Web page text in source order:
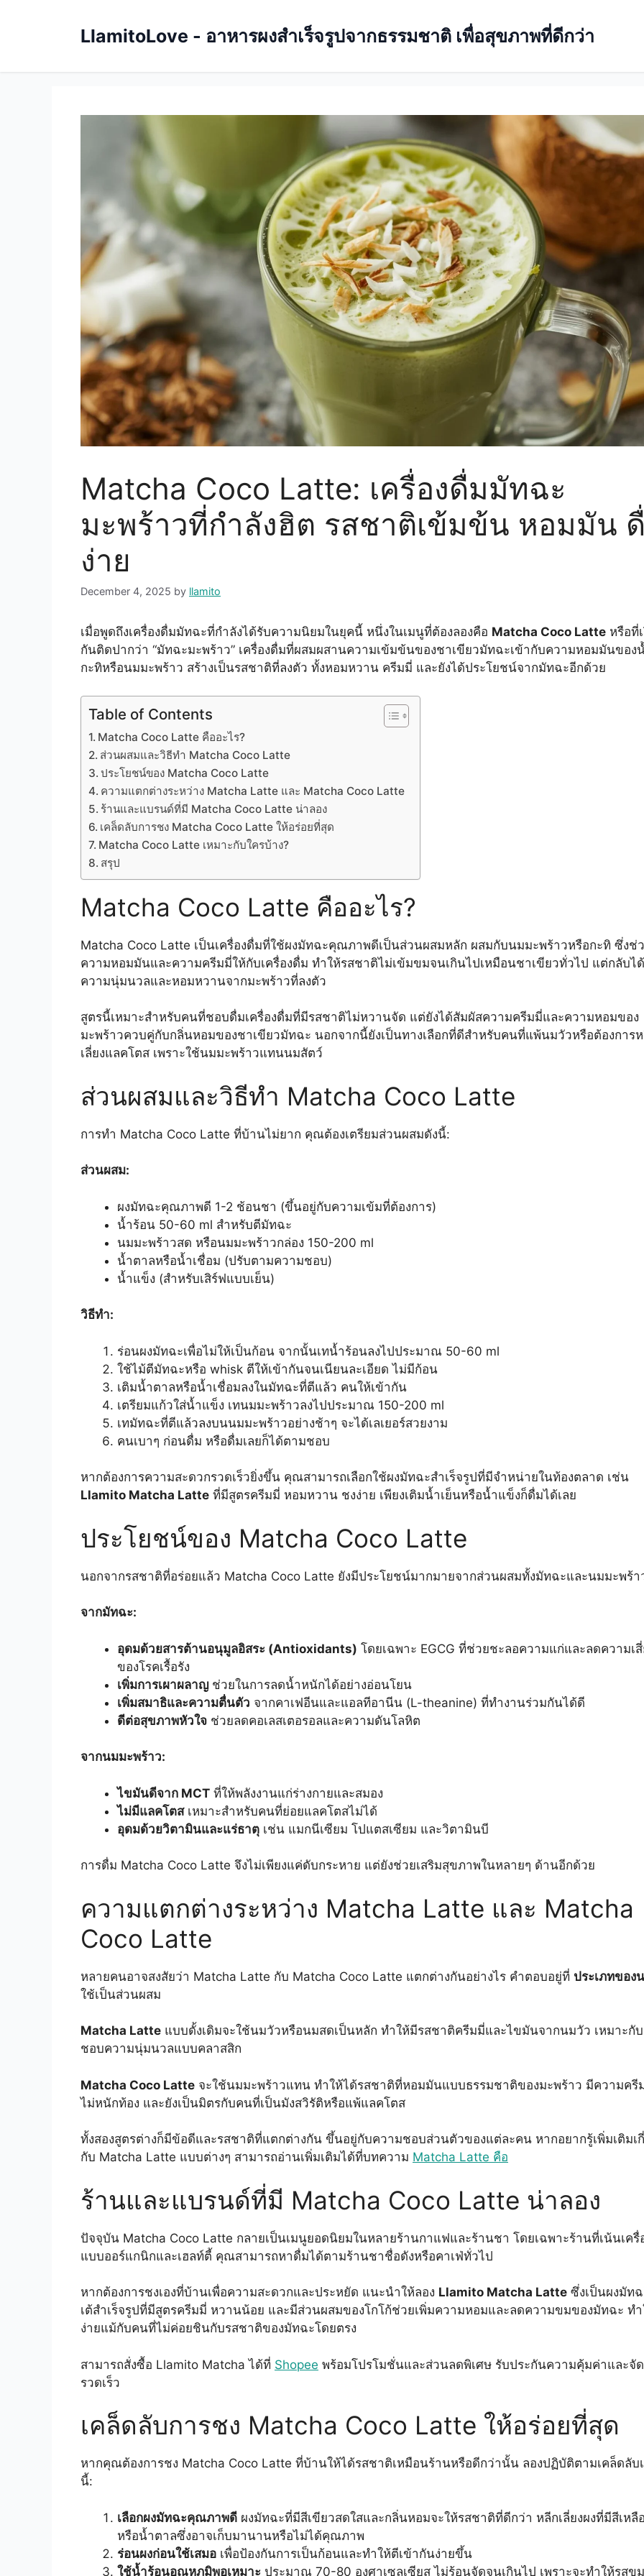
LlamitoLove - อาหารผงสำเร็จรูปจากธรรมชาติ เพื่อสุขภาพที่ดีกว่า
Matcha Coco Latte: เครื่องดื่มมัทฉะ
มะพร้าวที่กำลังฮิต รสชาติเข้มข้น หอมมัน
ง่าย
December 4, 2025 by llamito
เมื่อพูดถึงเครื่องดื่มมัทฉะที่กำลังได้รับความนิยมในยุคนี้ หนึ่งในเมนูที่ต้องลองคือ Matcha Coco Latte หรือที่
กันติดปากว่า “มัทฉะมะพร้าว” เครื่องดื่มที่ผสมผสานความเข้มข้นของชาเขียวมัทฉะเข้ากับความหอมมันของ
กะทิหรือนมมะพร้าว สร้างเป็นรสชาติที่ลงตัว ทั้งหอมหวาน ครีมมี่ และยังได้ประโยชน์จากมัทฉะอีกด้วย
Table of Contents
Matcha Coco Latte คืออะไร?
ส่วนผสมและวิธีทำ Matcha Coco Latte
ประโยชน์ของ Matcha Coco Latte
ความแตกต่างระหว่าง Matcha Latte และ Matcha Coco Latte
ร้านและแบรนด์ที่มี Matcha Coco Latte น่าลอง
เคล็ดลับการชง Matcha Coco Latte ให้อร่อยที่สุด
Matcha Coco Latte เหมาะกับใครบ้าง?
สรุป
Matcha Coco Latte คืออะไร?
Matcha Coco Latte เป็นเครื่องดื่มที่ใช้ผงมัทฉะคุณภาพดีเป็นส่วนผสมหลัก ผสมกับนมมะพร้าวหรือกะทิ ซึ่งช่
ความหอมมันและความครีมมี่ให้กับเครื่องดื่ม ทำให้รสชาติไม่เข้มขมจนเกินไปเหมือนชาเขียวทั่วไป แต่กลับได้
ความนุ่มนวลและหอมหวานจากมะพร้าวที่ลงตัว
สูตรนี้เหมาะสำหรับคนที่ชอบดื่มเครื่องดื่มที่มีรสชาติไม่หวานจัด แต่ยังได้สัมผัสความครีมมี่และความหอมของ
มะพร้าวควบคู่กับกลิ่นหอมของชาเขียวมัทฉะ นอกจากนี้ยังเป็นทางเลือกที่ดีสำหรับคนที่แพ้นมวัวหรือต้องการ
เลี่ยงแลคโตส เพราะใช้นมมะพร้าวแทนนมสัตว์
ส่วนผสมและวิธีทำ Matcha Coco Latte
การทำ Matcha Coco Latte ที่บ้านไม่ยาก คุณต้องเตรียมส่วนผสมดังนี้:
ส่วนผสม:
ผงมัทฉะคุณภาพดี 1-2 ช้อนชา (ขึ้นอยู่กับความเข้มที่ต้องการ)
น้ำร้อน 50-60 ml สำหรับตีมัทฉะ
นมมะพร้าวสด หรือนมมะพร้าวกล่อง 150-200 ml
น้ำตาลหรือน้ำเชื่อม (ปรับตามความชอบ)
น้ำแข็ง (สำหรับเสิร์ฟแบบเย็น)
วิธีทำ:
ร่อนผงมัทฉะเพื่อไม่ให้เป็นก้อน จากนั้นเทน้ำร้อนลงไปประมาณ 50-60 ml
ใช้ไม้ตีมัทฉะหรือ whisk ตีให้เข้ากันจนเนียนละเอียด ไม่มีก้อน
เติมน้ำตาลหรือน้ำเชื่อมลงในมัทฉะที่ตีแล้ว คนให้เข้ากัน
เตรียมแก้วใส่น้ำแข็ง เทนมมะพร้าวลงไปประมาณ 150-200 ml
เทมัทฉะที่ตีแล้วลงบนนมมะพร้าวอย่างช้าๆ จะได้เลเยอร์สวยงาม
คนเบาๆ ก่อนดื่ม หรือดื่มเลยก็ได้ตามชอบ
หากต้องการความสะดวกรวดเร็วยิ่งขึ้น คุณสามารถเลือกใช้ผงมัทฉะสำเร็จรูปที่มีจำหน่ายในท้องตลาด เช่น
Llamito Matcha Latte ที่มีสูตรครีมมี่ หอมหวาน ชงง่าย เพียงเติมน้ำเย็นหรือน้ำแข็งก็ดื่มได้เลย
ประโยชน์ของ Matcha Coco Latte
นอกจากรสชาติที่อร่อยแล้ว Matcha Coco Latte ยังมีประโยชน์มากมายจากส่วนผสมทั้งมัทฉะและนมมะพร้า
จากมัทฉะ:
อุดมด้วยสารต้านอนุมูลอิสระ (Antioxidants) โดยเฉพาะ EGCG ที่ช่วยชะลอความแก่และลดความเสี่
ของโรคเรื้อรัง
เพิ่มการเผาผลาญช่วยในการลดน้ำหนักได้อย่างอ่อนโยน
เพิ่มสมาธิและความตื่นตัว จากคาเฟอีนและแอลทีอานีน (L-theanine) ที่ทำงานร่วมกันได้ดี
ดีต่อสุขภาพหัวใจ ช่วยลดคอเลสเตอรอลและความดันโลหิต
จากนมมะพร้าว:
ไขมันดีจาก MCT ที่ให้พลังงานแก่ร่างกายและสมอง
ไม่มีแลคโตสเหมาะสำหรับคนที่ย่อยแลคโตสไม่ได้
อุดมด้วยวิตามินและแร่ธาตุ เช่น แมกนีเซียม โปแตสเซียม และวิตามินบี
การดื่ม Matcha Coco Latte จึงไม่เพียงแค่ดับกระหาย แต่ยังช่วยเสริมสุขภาพในหลายๆ ด้านอีกด้วย
ความแตกต่างระหว่าง Matcha Latte และ Matcha
Coco Latte
หลายคนอาจสงสัยว่า Matcha Latte กับ Matcha Coco Latte แตกต่างกันอย่างไร คำตอบอยู่ที่ ประเภทของ
ใช้เป็นส่วนผสม
Matcha Latte แบบดั้งเดิมจะใช้นมวัวหรือนมสดเป็นหลัก ทำให้มีรสชาติครีมมี่และไขมันจากนมวัว เหมาะกั
ชอบความนุ่มนวลแบบคลาสสิก
Matcha Coco Latte จะใช้นมมะพร้าวแทน ทำให้ได้รสชาติที่หอมมันแบบธรรมชาติของมะพร้าว มีความครี
ไม่หนักท้อง และยังเป็นมิตรกับคนที่เป็นมังสวิรัติหรือแพ้แลคโตส
ทั้งสองสูตรต่างก็มีข้อดีและรสชาติที่แตกต่างกัน ขึ้นอยู่กับความชอบส่วนตัวของแต่ละคน หากอยากรู้เพิ่มเติมเ
กับ Matcha Latte แบบต่างๆ สามารถอ่านเพิ่มเติมได้ที่บทความ Matcha Latte คือ
ร้านและแบรนด์ที่มี Matcha Coco Latte น่าลอง
ปัจจุบัน Matcha Coco Latte กลายเป็นเมนูยอดนิยมในหลายร้านกาแฟและร้านชา โดยเฉพาะร้านที่เน้นเครื่
แบบออร์แกนิกและเฮลท์ตี้ คุณสามารถหาดื่มได้ตามร้านชาชื่อดังหรือคาเฟ่ทั่วไป
หากต้องการชงเองที่บ้านเพื่อความสะดวกและประหยัด แนะนำให้ลอง Llamito Matcha Latte ซึ่งเป็นผงมัท
เต้สำเร็จรูปที่มีสูตรครีมมี่ หวานน้อย และมีส่วนผสมของโกโก้ช่วยเพิ่มความหอมและลดความขมของมัทฉะ ท
ง่ายแม้กับคนที่ไม่ค่อยชินกับรสชาติของมัทฉะโดยตรง
สามารถสั่งซื้อ Llamito Matcha ได้ที่ Shopee พร้อมโปรโมชั่นและส่วนลดพิเศษ รับประกันความคุ้มค่าและจั
รวดเร็ว
เคล็ดลับการชง Matcha Coco Latte ให้อร่อยที่สุด
หากคุณต้องการชง Matcha Coco Latte ที่บ้านให้ได้รสชาติเหมือนร้านหรือดีกว่านั้น ลองปฏิบัติตามเคล็ดลับ
นี้:
เลือกผงมัทฉะคุณภาพดี ผงมัทฉะที่มีสีเขียวสดใสและกลิ่นหอมจะให้รสชาติที่ดีกว่า หลีกเลี่ยงผงที่มีสีเหลื
หรือน้ำตาลซึ่งอาจเก็บมานานหรือไม่ได้คุณภาพ
ร่อนผงก่อนใช้เสมอ เพื่อป้องกันการเป็นก้อนและทำให้ตีเข้ากันง่ายขึ้น
ใช้น้ำร้อนอุณหภูมิพอเหมาะ ประมาณ 70-80 องศาเซลเซียส ไม่ร้อนจัดจนเกินไป เพราะจะทำให้รสข